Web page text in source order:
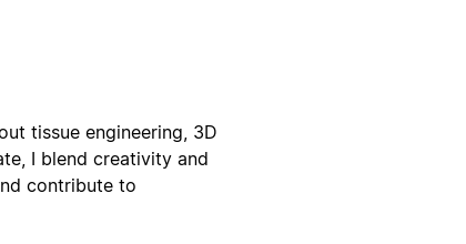
tissue engineering, 3D
I blend creativity and
contribute to